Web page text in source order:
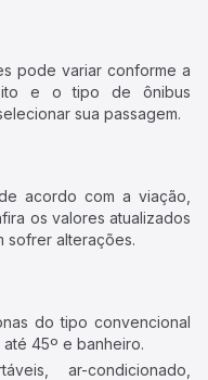
pode variar conforme a
e o tipo de ônibus
sua passagem.
acordo com a viação,
os valores atualizados
sofrer alterações.
do tipo convencional
45º e banheiro.
ar-condicionado,